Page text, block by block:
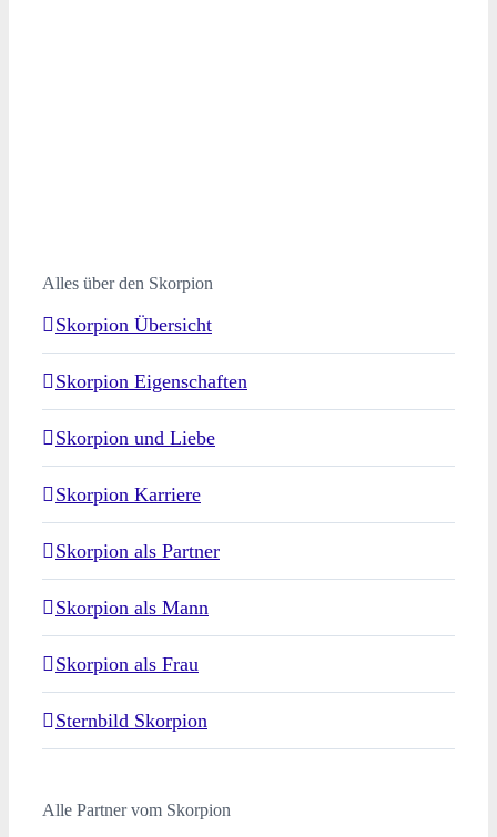
Alles über den Skorpion
Skorpion Übersicht
Skorpion Eigenschaften
Skorpion und Liebe
Skorpion Karriere
Skorpion als Partner
Skorpion als Mann
Skorpion als Frau
Sternbild Skorpion
Alle Partner vom Skorpion